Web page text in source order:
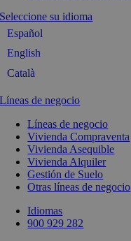
Seleccione su idioma
Español
English
Català
Líneas de negocio
Líneas de negocio
Vivienda Compraventa
Vivienda Asequible
Vivienda Alquiler
Gestión de Suelo
Otras líneas de negocio
Idiomas
900 929 282